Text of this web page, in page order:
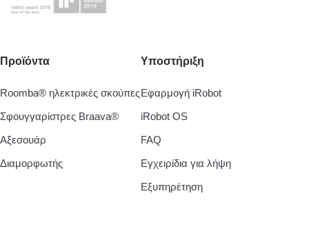
Προϊόντα
Roomba® ηλεκτρικές σκούπες
Σφουγγαρίστρες Braava®
Aξεσουάρ
Διαμορφωτής
Υποστήριξη
Εφαρμογή iRobot
iRobot OS
FAQ
Εγχειρίδια για λήψη
Εξυπηρέτηση